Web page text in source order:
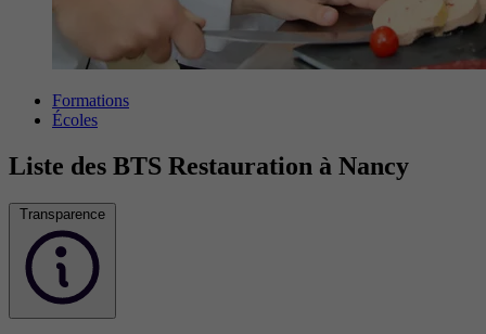
Formations
Écoles
Liste des BTS Restauration à Nancy
Transparence